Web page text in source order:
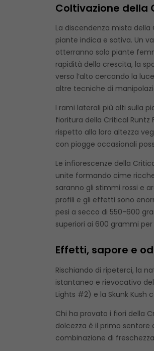
Coltivazione della
La discendenza mista
piante indica e sativa. Un
otterranno solo piante
rapidità della crescita, la
verso l’alto cercando la
altre tecniche di
I rami laterali più alti sulla
fioritura della Critical
rispetto alla loro altezza
con piogge occasionali
Le infiorescenze della
unite formando cime
saranno gli stimmi rossi e
profili e gli effetti sono
pesi a secco di 550-600
superiori ai 600 grammi
Effetti, sapore e
Rischiando di ripeterci, la
istantaneo e rievocativo
Lights #2) e la Skunk Kush
Chi ha provato i fiori della
dolcezza è il primo
combinazione di